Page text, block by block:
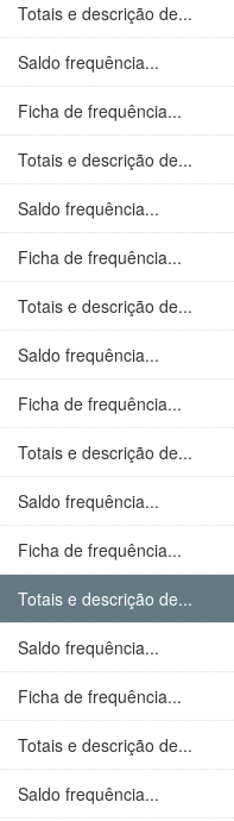
Totais e descrição de...
Saldo frequência...
Ficha de frequência...
Totais e descrição de...
Saldo frequência...
Ficha de frequência...
Totais e descrição de...
Saldo frequência...
Ficha de frequência...
Totais e descrição de...
Saldo frequência...
Ficha de frequência...
Totais e descrição de...
Saldo frequência...
Ficha de frequência...
Totais e descrição de...
Saldo frequência...